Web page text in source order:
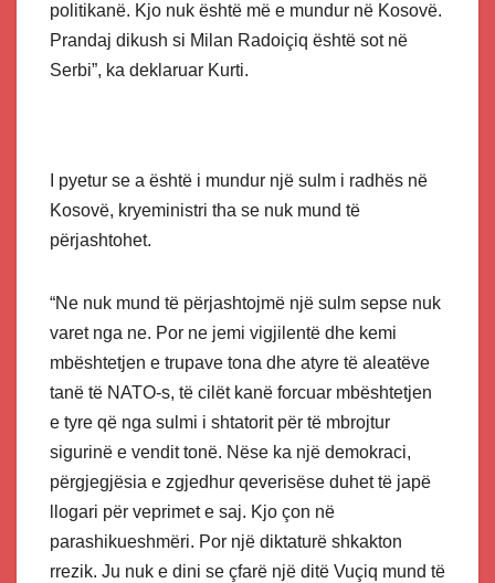
politikanë. Kjo nuk është më e mundur në Kosovë.
Prandaj dikush si Milan Radoiçiq është sot në
Serbi”, ka deklaruar Kurti.
I pyetur se a është i mundur një sulm i radhës në
Kosovë, kryeministri tha se nuk mund të
përjashtohet.
“Ne nuk mund të përjashtojmë një sulm sepse nuk
varet nga ne. Por ne jemi vigjilentë dhe kemi
mbështetjen e trupave tona dhe atyre të aleatëve
tanë të NATO-s, të cilët kanë forcuar mbështetjen
e tyre që nga sulmi i shtatorit për të mbrojtur
sigurinë e vendit tonë. Nëse ka një demokraci,
përgjegjësia e zgjedhur qeverisëse duhet të japë
llogari për veprimet e saj. Kjo çon në
parashikueshmëri. Por një diktaturë shkakton
rrezik. Ju nuk e dini se çfarë një ditë Vuçiq mund të